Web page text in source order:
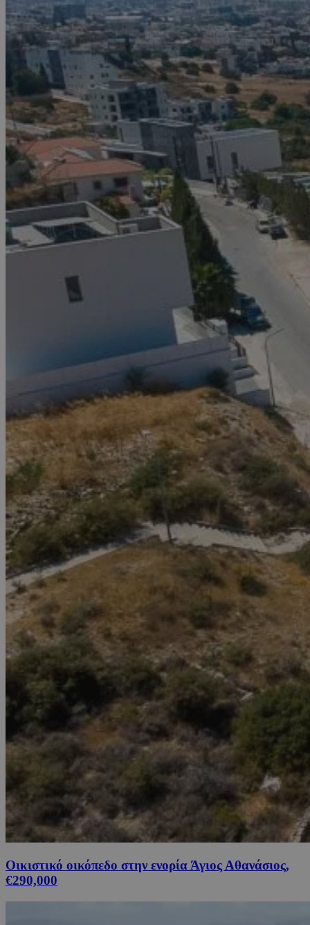
Οικιστικό οικόπεδο στην ενορία Άγιος Αθανάσιος,
€290,000